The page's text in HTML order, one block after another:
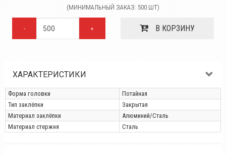
(МИНИМАЛЬНЫЙ ЗАКАЗ: 500 ШТ)
- + В КОРЗИНУ
ХАРАКТЕРИСТИКИ
Форма головки
Потайная
Тип заклёпки
Закрытая
Материал заклёпки
Алюминий/Сталь
Материал стержня
Сталь